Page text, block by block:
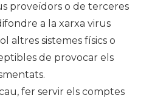
proveïdors o de terceres
a la xarxa virus
altres sistemes físics o
de provocar els
fer servir els comptes